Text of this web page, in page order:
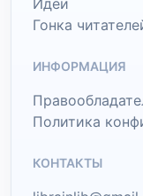
Идеи
Гонка
ИНФОРМАЦИЯ
Политика
КОНТАКТЫ